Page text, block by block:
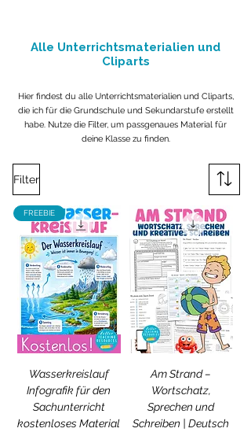
Alle Unterrichtsmaterialien und
Cliparts
Hier findest du alle Unterrichtsmaterialien und Cliparts,
die ich für die Grundschule und Sekundarstufe erstellt
habe. Nutze die Filter, um passgenaues Material für
deine Klasse zu finden.
Filter
FREEBIE
Wasserkreislauf
Infografik für den
Sachunterricht
kostenloses Material
Am Strand –
Wortschatz,
Sprechen und
Schreiben | Deutsch